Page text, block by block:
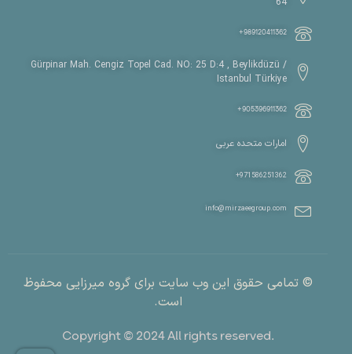
989120411362+
Gürpinar Mah. Cengiz Topel Cad. NO: 25 D:4 , Beylikdüzü /
Istanbul Türkiye
905396911362+
امارات متحده عربی
971586251362+
info@mirzaeegroup.com
© تمامی حقوق این وب سایت برای گروه میرزایی محفوظ
است.
.Copyright © 2024 All rights reserved